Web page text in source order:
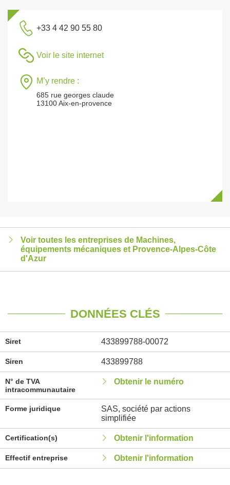
+33 4 42 90 55 80
Voir le site internet
M’y rendre :
685 rue georges claude
13100 Aix-en-provence
Voir toutes les entreprises de Machines,
équipements mécaniques et Provence-Alpes-Côte
d'Azur
DONNÉES CLÉS
Siret 433899788-00072
Siren 433899788
N° de TVA
intracommunautaire
Obtenir le numéro
Forme juridique
SAS, société par actions
simplifiée
Certification(s) Obtenir l'information
Effectif entreprise Obtenir l'information